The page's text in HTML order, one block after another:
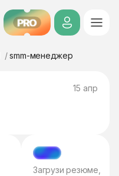
PRO
smm-менеджер
15 апр
МЭТЧ
Загрузи резюме,